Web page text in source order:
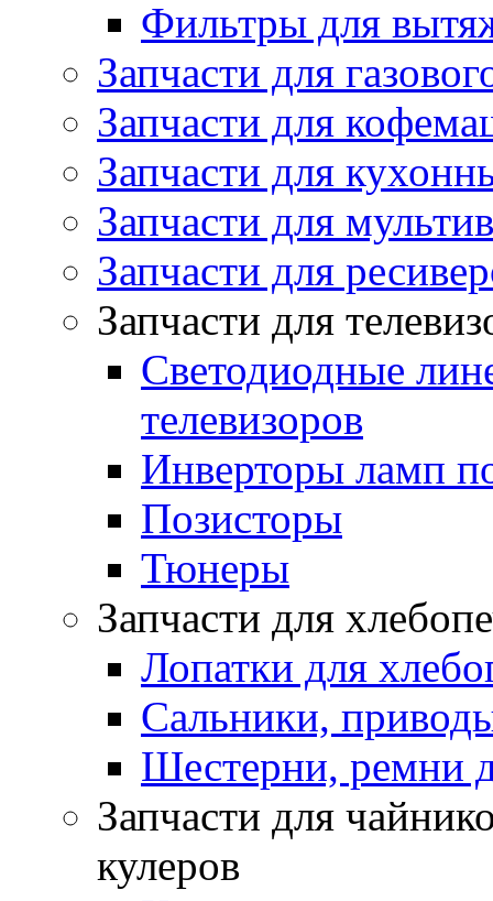
Фильтры для
Запчасти для
Запчасти для
Запчасти для
Запчасти для
Запчасти для
Запчасти для
Светодиодные
телевизоров
Инверторы ламп
Позисторы
Тюнеры
Запчасти для
Лопатки для
Сальники,
Шестерни, ремни
Запчасти для
кулеров